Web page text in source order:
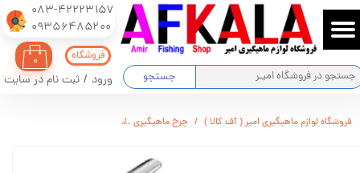
083-42223157
​​​​​​​09356485200
جستجو
۰
ورود / ثبت نام در سایت
حساب کاربری من
تغییر گذر واژه
فروشگاه
فروشگاه لوازم ماهیگیری امیر ( آف کالا ) چرخ ماهیگیری